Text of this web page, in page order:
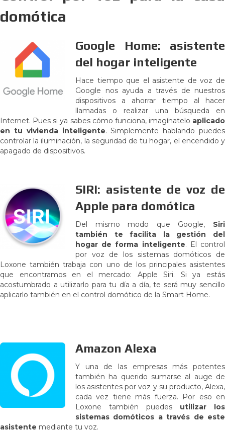
domótica
Google Home: asistente
del hogar inteligente
Hace tiempo que el asistente de voz de
Google nos ayuda a través de nuestros
dispositivos a ahorrar tiempo al hacer
llamadas o realizar una búsqueda en
Internet. Pues si ya sabes cómo funciona, imagínatelo aplicado
en tu vivienda inteligente. Simplemente hablando puedes
controlar la iluminación, la seguridad de tu hogar, el encendido y
apagado de dispositivos.
SIRI: asistente de voz de
Apple para domótica
Del mismo modo que Google, Siri
también te facilita la gestión del
hogar de forma inteligente. El control
por voz de los sistemas domóticos de
Loxone también trabaja con uno de los principales asistentes
que encontramos en el mercado: Apple Siri. Si ya estás
acostumbrado a utilizarlo para tu día a día, te será muy sencillo
aplicarlo también en el control domótico de la Smart Home.
Amazon Alexa
Y una de las empresas más potentes
también ha querido sumarse al auge de
los asistentes por voz y su producto, Alexa,
cada vez tiene más fuerza. Por eso en
Loxone también puedes utilizar los
sistemas domóticos a través de este
asistente mediante tu voz.